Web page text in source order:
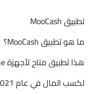
تطبيق MooCash
ما هو تطبيق MooCash؟